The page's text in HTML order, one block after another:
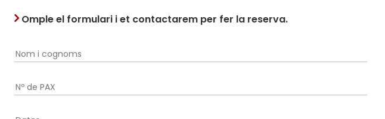
Omple el formulari i et contactarem per fer la reserva.